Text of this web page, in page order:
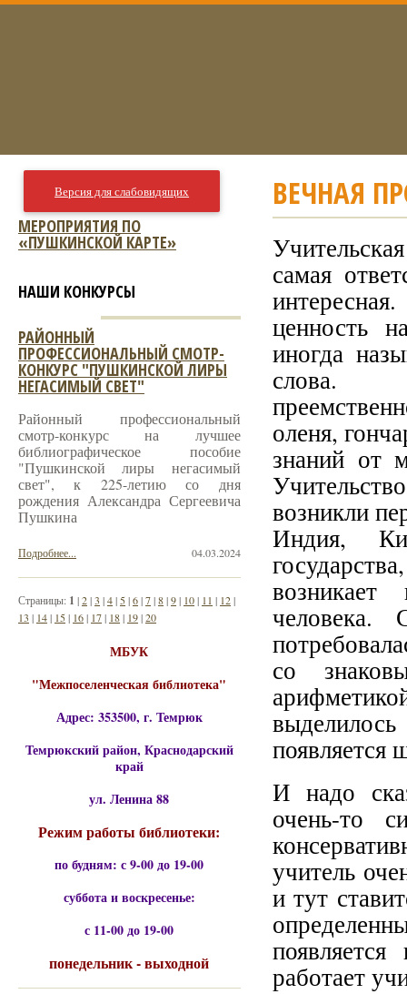
ВЕЧНАЯ
самая
ценность
иногда
слова.
оленя,
знаний от
возникли
Индия,
человека.
со
появляется
И надо
очень-то
учитель
и тут
работает
Версия для слабовидящих
МЕРОПРИЯТИЯ ПО
«ПУШКИНСКОЙ КАРТЕ»
НАШИ КОНКУРСЫ
РАЙОННЫЙ
ПРОФЕССИОНАЛЬНЫЙ СМОТР-
КОНКУРС "ПУШКИНСКОЙ ЛИРЫ
НЕГАСИМЫЙ СВЕТ"
Районный профессиональный
смотр-конкурс на лучшее
библиографическое пособие
"Пушкинской лиры негасимый
свет", к 225-летию со дня
рождения Александра Сергеевича
Пушкина
04.03.2024
Подробнее...
Страницы: 1 |2|3 |4| 5|6|7|8|9| 10| 11 | 12|
13 | 14| 15| 16| 17| 18| 19|20
МБУК
"Межпоселенческая библиотека"
Адрес: 353500, г. Темрюк
Темрюкский район, Краснодарский
край
ул. Ленина 88
Режим работы библиотеки:
по будням: с 9-00 до 19-00
суббота и воскресенье:
с 11-00 до 19-00
понедельник - выходной